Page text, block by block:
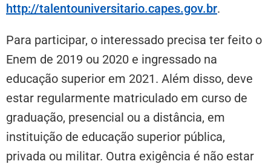
http://talentouniversitario.capes.gov.br.
Para participar, o interessado precisa ter feito o
Enem de 2019 ou 2020 e ingressado na
educação superior em 2021. Além disso, deve
estar regularmente matriculado em curso de
graduação, presencial ou a distância, em
instituição de educação superior pública,
privada ou militar. Outra exigência é não estar